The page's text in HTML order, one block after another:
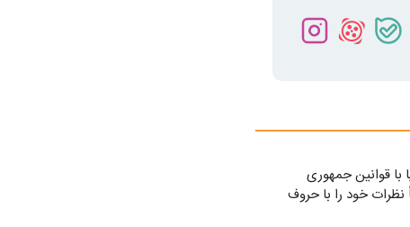
با قوانین جمهوری
خود را با حروف